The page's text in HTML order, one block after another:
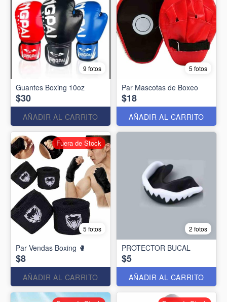
9 fotos
Guantes Boxing 10oz
$30
AÑADIR AL CARRITO
5 fotos
Par Mascotas de Boxeo
$18
AÑADIR AL CARRITO
5 fotos
Par Vendas Boxing 🥊
$8
AÑADIR AL CARRITO
Fuera de Stock
2 fotos
PROTECTOR BUCAL
$5
AÑADIR AL CARRITO